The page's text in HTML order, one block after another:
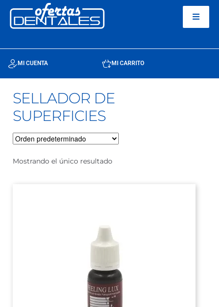
MI CUENTA MI CARRITO
SELLADOR DE
SUPERFICIES
Mostrando el único resultado